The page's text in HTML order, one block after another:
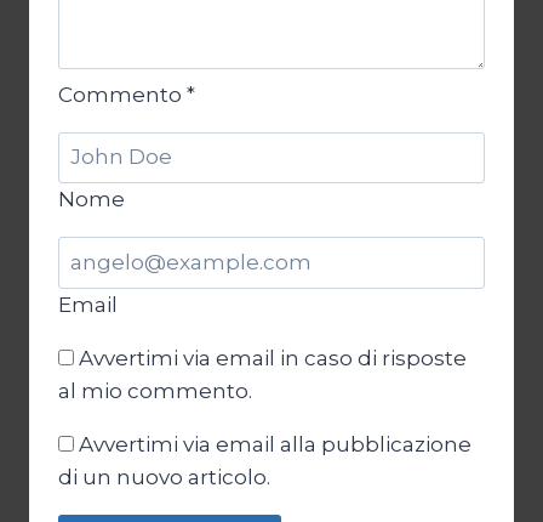
Commento *
Nome
Email
Avvertimi via email in caso di risposte
al mio commento.
Avvertimi via email alla pubblicazione
di un nuovo articolo.